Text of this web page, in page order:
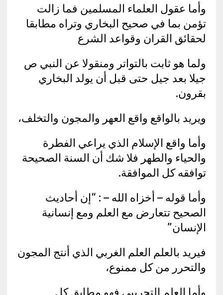
وأما عقول العلماء المسلمين فما زالت
تؤمن بما في صحيح البخاري وتراه مطابقا
لحقائق القران وقواعد الشرع
ولما هو ثابت بالتواتر ومنقولا عن النبي ص
جيلا بعد جيل حتى قبل أن يولد البخاري
بقرون.
ويريد بالواقع واقع العهر والمجون والتخلف،
وأما واقع الإسلام الذي يراعي الفطرة
والحياء والطهر فلا شك أن السنة الصحيحة
توافقه كل الموافقة.
وأما قوله – أخزاه الله – : “إن أحاديث
الصحيح تتعارض مع العلم ومع إنسانية
الإنسان”
فيريد بالعلم العلم الغربي الذي أنتج المجون
والتحرر من كل ممنوع،
وأما العلم التجريبي فهو مطابق كل